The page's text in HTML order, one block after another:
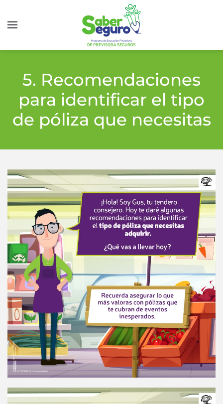
5. Recomendaciones
para identificar el tipo
de póliza que necesitas